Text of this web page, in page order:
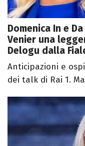
Domenica In e
Venier una
Delogu dalla
Anticipazioni e
dei talk di Rai 1.